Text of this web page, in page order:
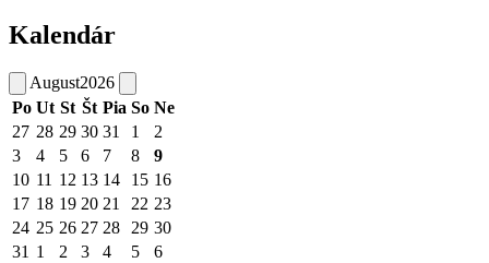
Kalendár
August2026
Po Ut St Št Pia So Ne
27 28 29 30 31 1
2
3
4 5 6 7 8
9
10 11 12 13 14 15 16
17 18 19 20 21 22 23
24 25 26 27 28 29 30
31 1 2 3 4 5 6